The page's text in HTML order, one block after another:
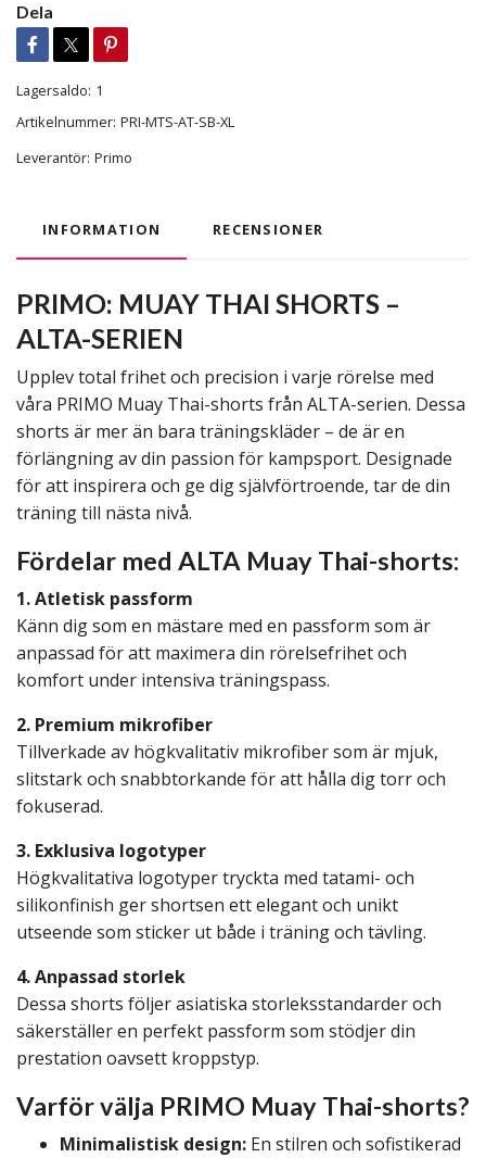
Dela
Lagersaldo: 1
Artikelnummer: PRI-MTS-AT-SB-XL
Leverantör: Primo
INFORMATION RECENSIONER
PRIMO: MUAY THAI SHORTS –
ALTA-SERIEN
Upplev total frihet och precision i varje rörelse med
våra PRIMO Muay Thai-shorts från ALTA-serien. Dessa
shorts är mer än bara träningskläder – de är en
förlängning av din passion för kampsport. Designade
för att inspirera och ge dig självförtroende, tar de din
träning till nästa nivå.
Fördelar med ALTA Muay Thai-shorts:
1. Atletisk passform
Känn dig som en mästare med en passform som är
anpassad för att maximera din rörelsefrihet och
komfort under intensiva träningspass.
2. Premium mikrofiber
Tillverkade av högkvalitativ mikrofiber som är mjuk,
slitstark och snabbtorkande för att hålla dig torr och
fokuserad.
3. Exklusiva logotyper
Högkvalitativa logotyper tryckta med tatami- och
silikonfinish ger shortsen ett elegant och unikt
utseende som sticker ut både i träning och tävling.
4. Anpassad storlek
Dessa shorts följer asiatiska storleksstandarder och
säkerställer en perfekt passform som stödjer din
prestation oavsett kroppstyp.
Varför välja PRIMO Muay Thai-shorts?
Minimalistisk design: En stilren och sofistikerad